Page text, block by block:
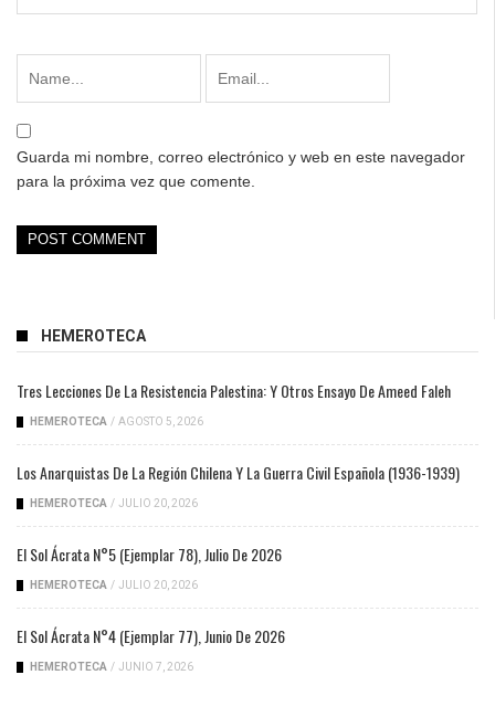
Guarda mi nombre, correo electrónico y web en este navegador
para la próxima vez que comente.
HEMEROTECA
Tres Lecciones De La Resistencia Palestina: Y Otros Ensayo De Ameed Faleh
HEMEROTECA / AGOSTO 5, 2026
Los Anarquistas De La Región Chilena Y La Guerra Civil Española (1936-1939)
HEMEROTECA / JULIO 20, 2026
El Sol Ácrata N°5 (ejemplar 78), Julio De 2026
HEMEROTECA / JULIO 20, 2026
El Sol Ácrata N°4 (ejemplar 77), Junio De 2026
HEMEROTECA / JUNIO 7, 2026